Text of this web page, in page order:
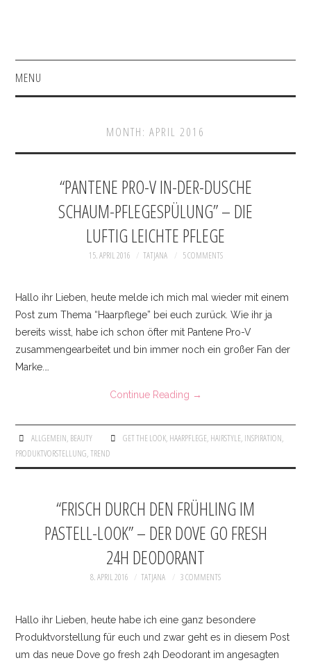
MENU
BEAUTY
BEAUTY
DRESSES & ONESIES
INTERIOR
JEWELLERY
KNITWEAR
PANTS & DENIM
SKIRTS
MONTH: APRIL 2016
“PANTENE PRO-V IN-DER-DUSCHE
SCHAUM-PFLEGESPÜLUNG” – DIE
LUFTIG LEICHTE PFLEGE
15. APRIL 2016 TATJANA 5 COMMENTS
Hallo ihr Lieben, heute melde ich mich mal wieder mit einem
Post zum Thema “Haarpflege” bei euch zurück. Wie ihr ja
bereits wisst, habe ich schon öfter mit Pantene Pro-V
zusammengearbeitet und bin immer noch ein großer Fan der
Marke.…
Continue Reading →
ALLGEMEIN, BEAUTY GET THE LOOK, HAARPFLEGE, HAIRSTYLE, INSPIRATION,
PRODUKTVORSTELLUNG,TREND
“FRISCH DURCH DEN FRÜHLING IM
PASTELL-LOOK” – DER DOVE GO FRESH
24H DEODORANT
8. APRIL 2016 TATJANA 3 COMMENTS
Hallo ihr Lieben, heute habe ich eine ganz besondere
Produktvorstellung für euch und zwar geht es in diesem Post
um das neue Dove go fresh 24h Deodorant im angesagten